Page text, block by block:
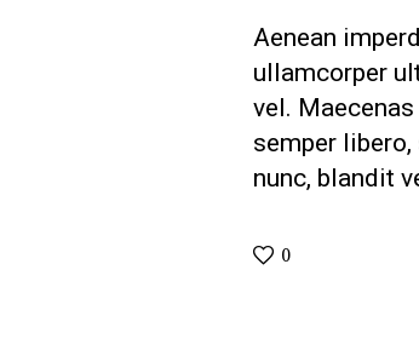
Aenean
ullamcorper
vel.
semper
nunc, blandit
0